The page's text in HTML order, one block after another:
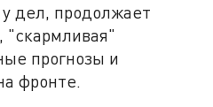
дел, продолжает
"скармливая"
прогнозы и
фронте.